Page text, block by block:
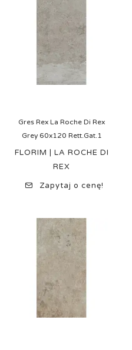
Gres Rex La Roche Di Rex
Grey 60x120 Rett.Gat.1
FLORIM | LA ROCHE DI
REX
Zapytaj o cenę!